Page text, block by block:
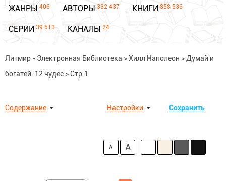
ЖАНРЫ 406 АВТОРЫ 332 437 КНИГИ 858 536
СЕРИИ 39 513 КАНАЛЫ 24
Литмир - Электронная Библиотека >Хилл Наполеон > Думай и
богатей. 12 чудес >Стр.1
Содержание Сохранить
Настройки
A A